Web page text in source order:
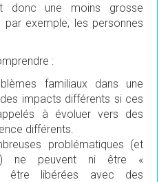
donc une moins grosse
exemple, les personnes
:
familiaux dans une
impacts différents si ces
à évoluer vers des
différents.
problématiques (et
ne peuvent ni être «
être libérées avec des